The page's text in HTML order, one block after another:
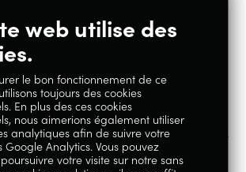
Facebook
web utilise des
le bon fonctionnement de ce
toujours des cookies
En plus des ces cookies
nous aimerions également utiliser
analytiques afin de suivre votre
Google Analytics. Vous pouvez
votre visite sur notre sans